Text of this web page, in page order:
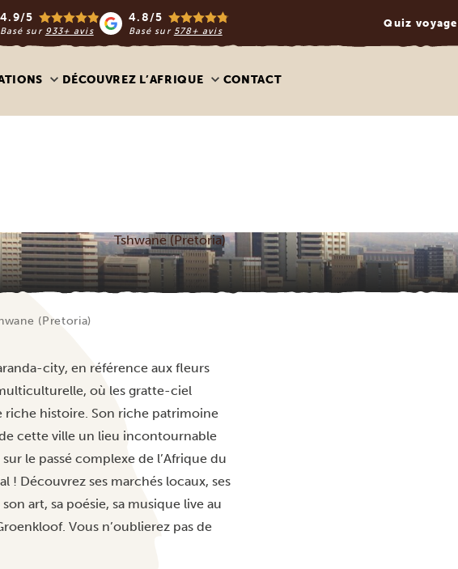
4.9/5
Basé sur 933+ avis
4.8/5
Basé sur 578+ avis
Quiz voyage
DÉCOUVREZ L’AFRIQUE CONTACT
Tshwane (Pretoria)
(Pretoria)
city, en référence aux fleurs
où les gratte-ciel
riche histoire. Son riche patrimoine
cette ville un lieu incontournable
le passé complexe de l’Afrique du
! Découvrez ses marchés locaux, ses
art, sa poésie, sa musique live au
Vous n’oublierez pas de